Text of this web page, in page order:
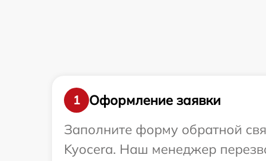
1
Оформление заявки
Заполните форму обратной
Kyocera. Наш менеджер